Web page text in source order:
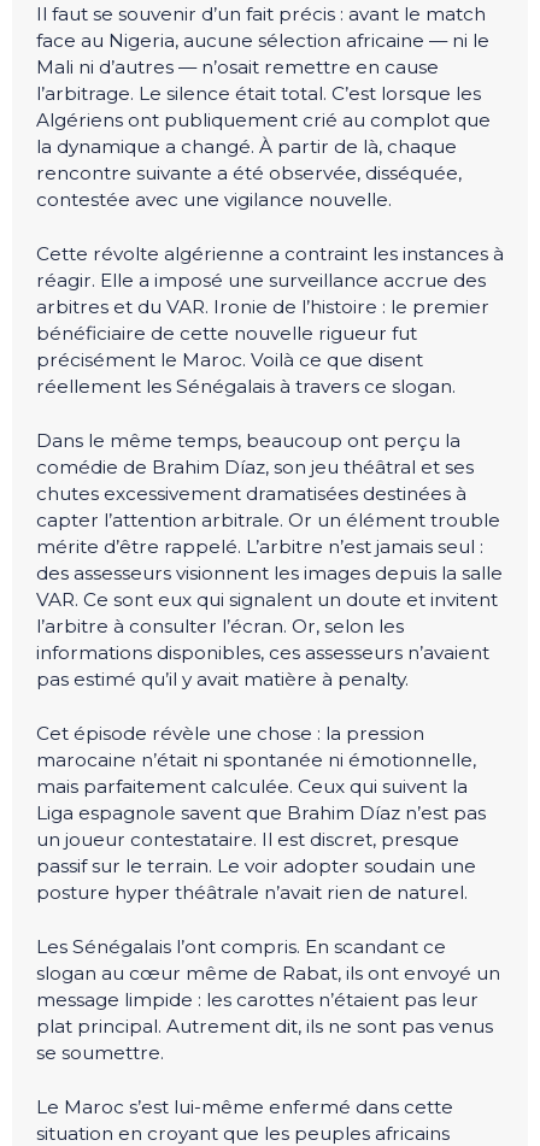
Il faut se souvenir d’un fait précis : avant le match
face au Nigeria, aucune sélection africaine — ni le
Mali ni d’autres — n’osait remettre en cause
l’arbitrage. Le silence était total. C’est lorsque les
Algériens ont publiquement crié au complot que
la dynamique a changé. À partir de là, chaque
rencontre suivante a été observée, disséquée,
contestée avec une vigilance nouvelle.
Cette révolte algérienne a contraint les instances à
réagir. Elle a imposé une surveillance accrue des
arbitres et du VAR. Ironie de l’histoire : le premier
bénéficiaire de cette nouvelle rigueur fut
précisément le Maroc. Voilà ce que disent
réellement les Sénégalais à travers ce slogan.
Dans le même temps, beaucoup ont perçu la
comédie de Brahim Díaz, son jeu théâtral et ses
chutes excessivement dramatisées destinées à
capter l’attention arbitrale. Or un élément trouble
mérite d’être rappelé. L’arbitre n’est jamais seul :
des assesseurs visionnent les images depuis la salle
VAR. Ce sont eux qui signalent un doute et invitent
l’arbitre à consulter l’écran. Or, selon les
informations disponibles, ces assesseurs n’avaient
pas estimé qu’il y avait matière à penalty.
Cet épisode révèle une chose : la pression
marocaine n’était ni spontanée ni émotionnelle,
mais parfaitement calculée. Ceux qui suivent la
Liga espagnole savent que Brahim Díaz n’est pas
un joueur contestataire. Il est discret, presque
passif sur le terrain. Le voir adopter soudain une
posture hyper théâtrale n’avait rien de naturel.
Les Sénégalais l’ont compris. En scandant ce
slogan au cœur même de Rabat, ils ont envoyé un
message limpide : les carottes n’étaient pas leur
plat principal. Autrement dit, ils ne sont pas venus
se soumettre.
Le Maroc s’est lui-même enfermé dans cette
situation en croyant que les peuples africains